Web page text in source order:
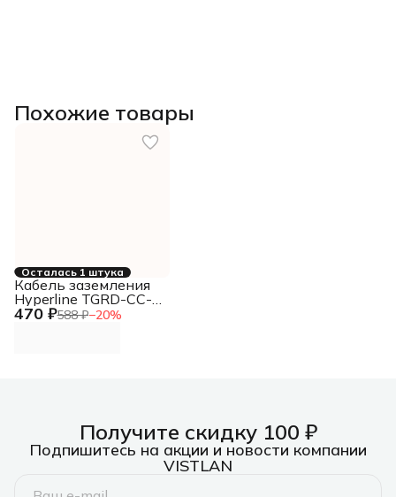
Похожие товары
Осталась 1 штука
470 ₽588 ₽−20%
Кабель заземления
Hyperline TGRD-CC-
15 дл.150мм
Получите скидку 100 ₽
Подпишитесь на акции и новости компании
VISTLAN